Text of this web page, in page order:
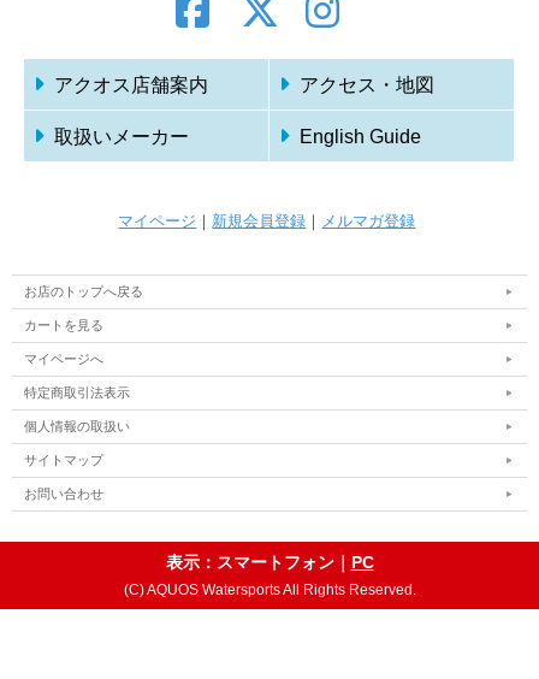
アクオス店舗案内 アクセス・地図
取扱いメーカー English Guide
マイページ ｜ 新規会員登録 ｜ メルマガ登録
お店のトップへ戻る
カートを見る
マイページへ
特定商取引法表示
個人情報の取扱い
サイトマップ
お問い合わせ
表示：スマートフォン｜ PC
(C) AQUOS Watersports All Rights Reserved.